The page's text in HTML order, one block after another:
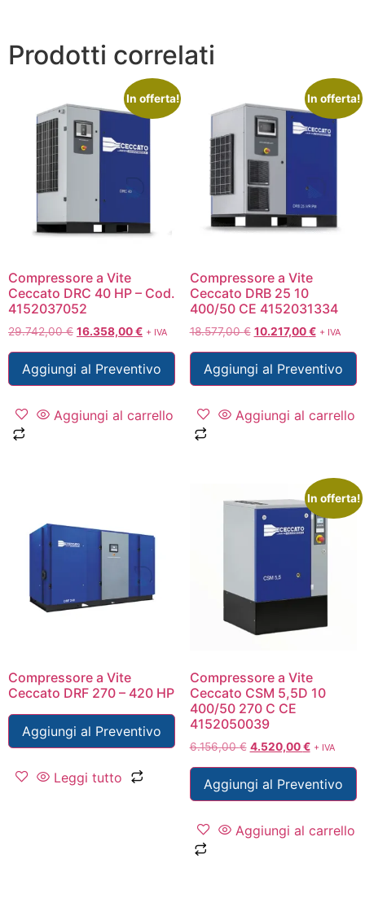
Prodotti correlati
In offerta!
Compressore a Vite
Ceccato DRC 40 HP – Cod.
4152037052
29.742,00€ 16.358,00€ + IVA
Aggiungi al Preventivo
Aggiungi al carrello
In offerta!
Compressore a Vite
Ceccato DRB 25 10
400/50 CE 4152031334
18.577,00€ 10.217,00€ + IVA
Aggiungi al Preventivo
Aggiungi al carrello
Compressore a Vite
Ceccato DRF 270 – 420 HP
Aggiungi al Preventivo
Leggi tutto
In offerta!
Compressore a Vite
Ceccato CSM 5,5D 10
400/50 270 C CE
4152050039
6.156,00€ 4.520,00€ + IVA
Aggiungi al Preventivo
Aggiungi al carrello